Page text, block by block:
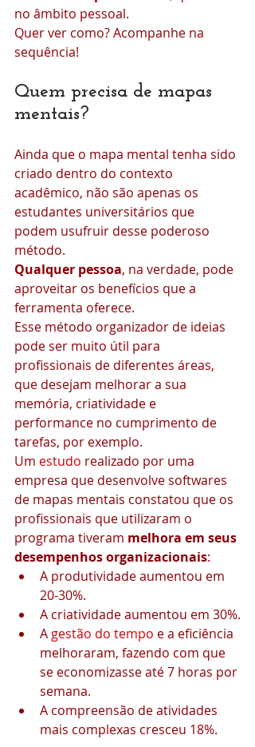
no âmbito pessoal.
Quer ver como? Acompanhe na
sequência!
Quem precisa de mapas
mentais?
Ainda que o mapa mental tenha sido
criado dentro do contexto
acadêmico, não são apenas os
estudantes universitários que
podem usufruir desse poderoso
método.
Qualquer pessoa, na verdade, pode
aproveitar os benefícios que a
ferramenta oferece.
Esse método organizador de ideias
pode ser muito útil para
profissionais de diferentes áreas,
que desejam melhorar a sua
memória, criatividade e
performance no cumprimento de
tarefas, por exemplo.
Um estudo realizado por uma
empresa que desenvolve softwares
de mapas mentais constatou que os
profissionais que utilizaram o
programa tiveram melhora em seus
desempenhos organizacionais:
A produtividade aumentou em
20-30%.
A criatividade aumentou em 30%.
A gestão do tempo e a eficiência
melhoraram, fazendo com que
se economizasse até 7 horas por
semana.
A compreensão de atividades
mais complexas cresceu 18%.